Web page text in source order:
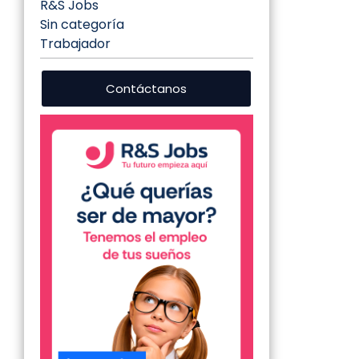
R&S Jobs
Sin categoría
Trabajador
Contáctanos